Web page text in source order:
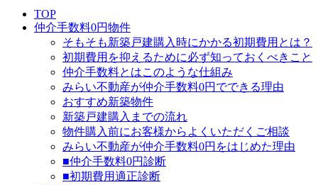
TOP
仲介手数料0円物件
そもそも新築戸建購入時にかかる初期費用とは？
初期費用を抑えるために必ず知っておくべきこと
仲介手数料とはこのような仕組み
みらい不動産が仲介手数料0円でできる理由
おすすめ新築物件
新築戸建購入までの流れ
物件購入前にお客様からよくいただくご相談
みらい不動産が仲介手数料0円をはじめた理由
■仲介手数料0円診断
■初期費用適正診断